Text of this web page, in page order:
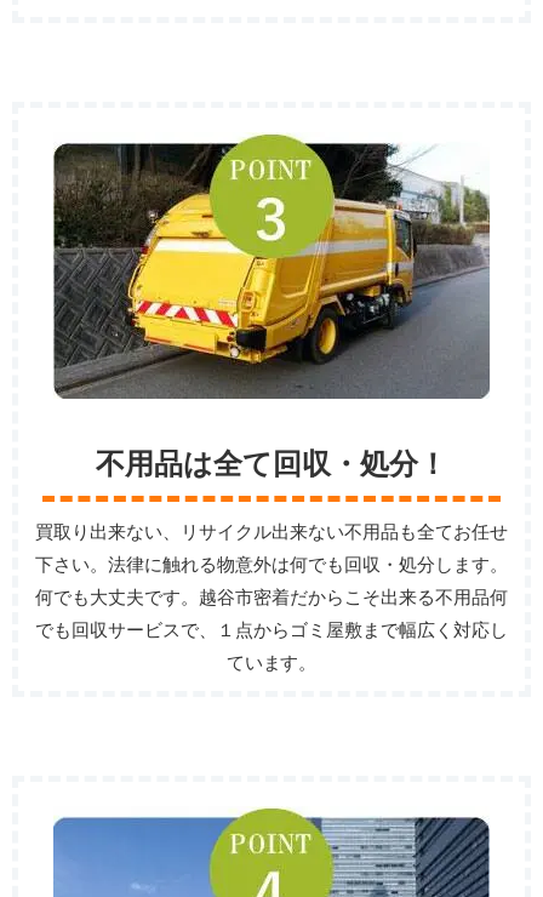
不用品は全て回収・処分！
買取り出来ない、リサイクル出来ない不用品も全てお任せ
下さい。法律に触れる物意外は何でも回収・処分します。
何でも大丈夫です。越谷市密着だからこそ出来る不用品何
でも回収サービスで、１点からゴミ屋敷まで幅広く対応し
ています。